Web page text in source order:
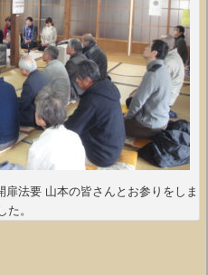
法要 山本の皆さんとお参りをしま
た。